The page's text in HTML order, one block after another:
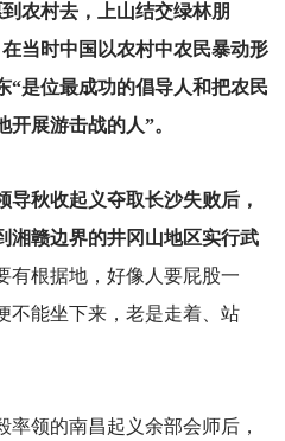
农村去，上山结交绿林朋
在当时中国以农村中农民暴动形
“是位最成功的倡导人和把农民
展游击战的人”。
秋收起义夺取长沙失败后，
湘赣边界的井冈山地区实行武
有根据地，好像人要屁股一
不能坐下来，老是走着、站
领的南昌起义余部会师后，